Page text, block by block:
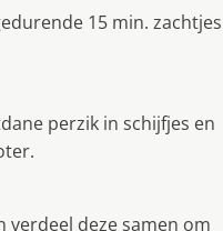
15 min. zachtjes
perzik in schijfjes en
verdeel deze samen om